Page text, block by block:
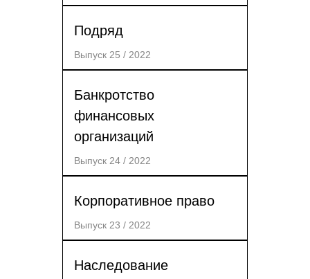
Подряд
Выпуск 25 / 2022
Банкротство
финансовых
организаций
Выпуск 24 / 2022
Корпоративное право
Выпуск 23 / 2022
Наследование